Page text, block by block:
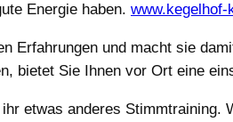
Energie haben.
Erfahrungen und macht sie
bietet Sie Ihnen vor Ort eine
etwas anderes